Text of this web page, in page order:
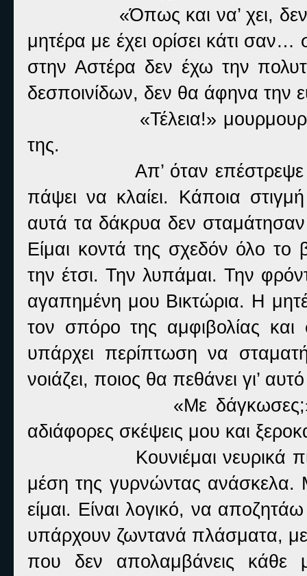
«Όπως και να’ χει,
μητέρα με έχει ορίσει κάτι
στην Αστέρα δεν έχω την
δεσποινίδων, δεν θα άφηνα την
«Τέλεια!»
της.
Απ’ όταν
πάψει να κλαίει. Κάποια
αυτά τα δάκρυα δεν
Είμαι κοντά της σχεδόν όλο
την έτσι. Την λυπάμαι. Την
αγαπημένη μου Βικτώρια. Η
τον σπόρο της αμφιβολίας και
υπάρχει περίπτωση να
νοιάζει, ποιος θα πεθάνει γι’
«Με
αδιάφορες σκέψεις μου και
Κουνιέμαι
μέση της γυρνώντας ανάσκελα.
είμαι. Είναι λογικό, να
υπάρχουν ζωντανά πλάσματα, με
που δεν απολαμβάνεις κάθε